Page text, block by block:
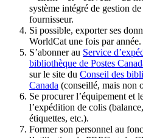
système intégré de gestion
fournisseur.
Si possible, exporter ses
WorldCat une fois par année.
S’abonner au Service
bibliothèque de Postes
sur le site du Conseil des
Canada (conseillé, mais non
Se procurer l’équipement et
l’expédition de colis
étiquettes, etc.).
Former son personnel au